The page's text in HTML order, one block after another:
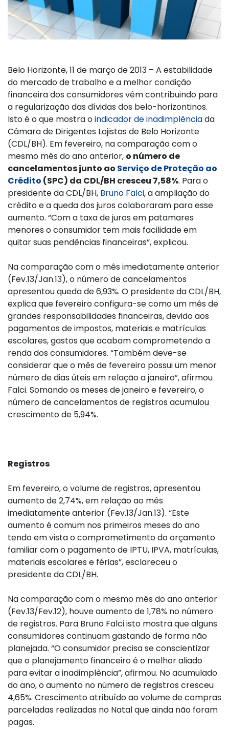
Belo Horizonte, 11 de março de 2013 – A estabilidade
do mercado de trabalho e a melhor condição
financeira dos consumidores vêm contribuindo para
a regularização das dívidas dos belo-horizontinos.
Isto é o que mostra oindicador de inadimplênciada
Câmara de Dirigentes Lojistas de Belo Horizonte
(CDL/BH). Em fevereiro, na comparação com o
mesmo mês do ano anterior, o número de
cancelamentos junto ao Serviço de Proteção ao
Crédito (SPC) da CDL/BH cresceu 7,58%. Para o
presidente da CDL/BH, Bruno Falci, a ampliação do
crédito e a queda dos juros colaboraram para esse
aumento. “Com a taxa de juros em patamares
menores o consumidor tem mais facilidade em
quitar suas pendências financeiras”, explicou.
Na comparação com o mês imediatamente anterior
(Fev.13/Jan.13), o número de cancelamentos
apresentou queda de 6,93%. O presidente da CDL/BH,
explica que fevereiro configura-se como um mês de
grandes responsabilidades financeiras, devido aos
pagamentos de impostos, materiais e matrículas
escolares, gastos que acabam comprometendo a
renda dos consumidores. “Também deve-se
considerar que o mês de fevereiro possui um menor
número de dias úteis em relação a janeiro”, afirmou
Falci. Somando os meses de janeiro e fevereiro, o
número de cancelamentos de registros acumulou
crescimento de 5,94%.
Registros
Em fevereiro, o volume de registros, apresentou
aumento de 2,74%, em relação ao mês
imediatamente anterior (Fev.13/Jan.13). “Este
aumento é comum nos primeiros meses do ano
tendo em vista o comprometimento do orçamento
familiar com o pagamento de IPTU, IPVA, matrículas,
materiais escolares e férias”, esclareceu o
presidente da CDL/BH.
Na comparação com o mesmo mês do ano anterior
(Fev.13/Fev.12), houve aumento de 1,78% no número
de registros. Para Bruno Falci isto mostra que alguns
consumidores continuam gastando de forma não
planejada. “O consumidor precisa se conscientizar
que o planejamento financeiro é o melhor aliado
para evitar a inadimplência”, afirmou. No acumulado
do ano, o aumento no número de registros cresceu
4,65%. Crescimento atribuído ao volume de compras
parceladas realizadas no Natal que ainda não foram
pagas.